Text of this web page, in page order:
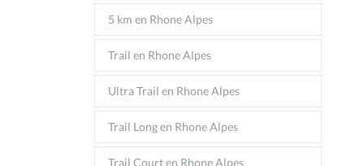
5 km en Rhone Alpes
Trail en Rhone Alpes
Ultra Trail en Rhone Alpes
Trail Long en Rhone Alpes
Trail Court en Rhone Alpes